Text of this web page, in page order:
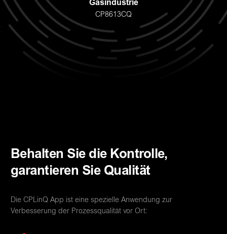
Gasindustrie
CP8613CQ
Behalten Sie die Kontrolle,
garantieren Sie Qualität
Die CPLinQ App ist eine spezielle Anwendung zur
Verbesserung der Prozessqualität vor Ort: